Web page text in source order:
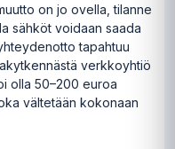
on jo ovella, tilanne
sähköt voidaan saada
tapahtuu
verkkoyhtiö
olla 50–200 euroa
vältetään kokonaan